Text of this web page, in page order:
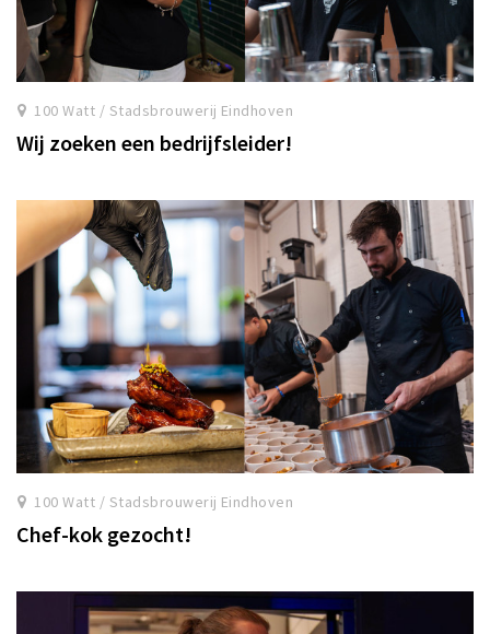
100 Watt / Stadsbrouwerij Eindhoven
Wij zoeken een bedrijfsleider!
100 Watt / Stadsbrouwerij Eindhoven
Chef-kok gezocht!